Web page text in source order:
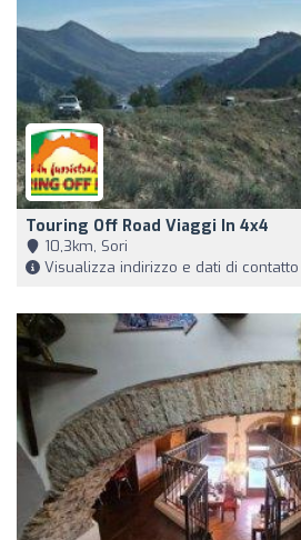
Touring Off Road Viaggi In 4x4
10,3km, Sori
Visualizza indirizzo e dati di contatto